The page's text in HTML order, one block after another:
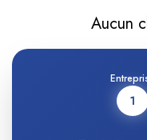
Aucun
1